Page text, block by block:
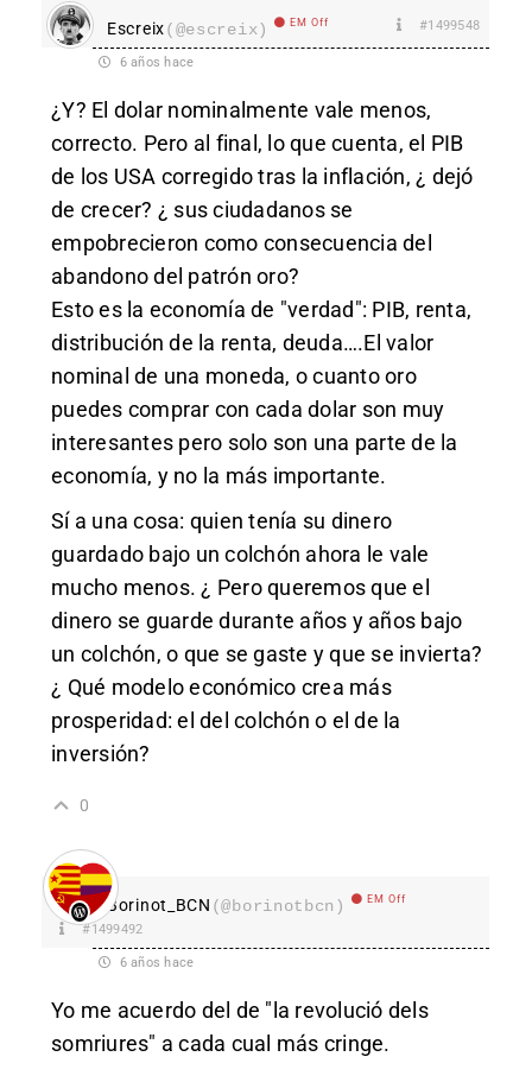
Escreix(@escreix) EM Off #1499548
6 años hace
¿Y? El dolar nominalmente vale menos,
correcto. Pero al final, lo que cuenta, el PIB
de los USA corregido tras la inflación, ¿ dejó
de crecer? ¿ sus ciudadanos se
empobrecieron como consecuencia del
abandono del patrón oro?
Esto es la economía de "verdad": PIB, renta,
distribución de la renta, deuda….El valor
nominal de una moneda, o cuanto oro
puedes comprar con cada dolar son muy
interesantes pero solo son una parte de la
economía, y no la más importante.
Sí a una cosa: quien tenía su dinero
guardado bajo un colchón ahora le vale
mucho menos. ¿ Pero queremos que el
dinero se guarde durante años y años bajo
un colchón, o que se gaste y que se invierta?
¿ Qué modelo económico crea más
prosperidad: el del colchón o el de la
inversión?
0
Borinot_BCN (@borinotbcn) EM Off
#1499492
6 años hace
Yo me acuerdo del de "la revolució dels
somriures" a cada cual más cringe.